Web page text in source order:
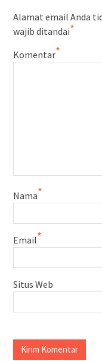
Alamat email Anda
wajib ditandai*
Komentar*
Nama*
Email*
Situs Web